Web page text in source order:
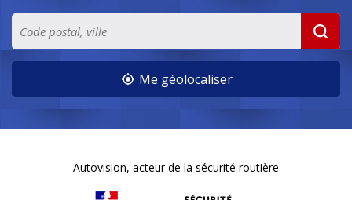
Me géolocaliser
Autovision, acteur de la sécurité routière